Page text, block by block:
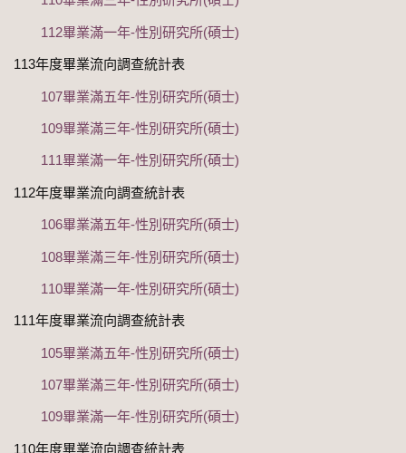
112畢業滿一年-性別研究所(碩士)
113年度畢業流向調查統計表
107畢業滿五年-性別研究所(碩士)
109畢業滿三年-性別研究所(碩士)
111畢業滿一年-性別研究所(碩士)
112年度畢業流向調查統計表
106畢業滿五年-性別研究所(碩士)
108畢業滿三年-性別研究所(碩士)
110畢業滿一年-性別研究所(碩士)
111年度畢業流向調查統計表
105畢業滿五年-性別研究所(碩士)
107畢業滿三年-性別研究所(碩士)
109畢業滿一年-性別研究所(碩士)
110年度畢業流向調查統計表